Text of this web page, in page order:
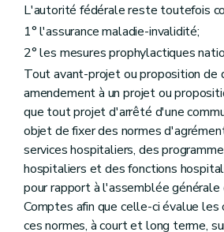
L'autorité fédérale reste toutefois
1° l'assurance maladie-invalidité;
2° les mesures prophylactiques
Tout avant-projet ou proposition de
amendement à un projet ou
que tout projet d'arrêté d'une
objet de fixer des normes
services hospitaliers, des
hospitaliers et des fonctions
pour rapport à l'assemblée générale
Comptes afin que celle-ci évalue les
ces normes, à court et long terme,